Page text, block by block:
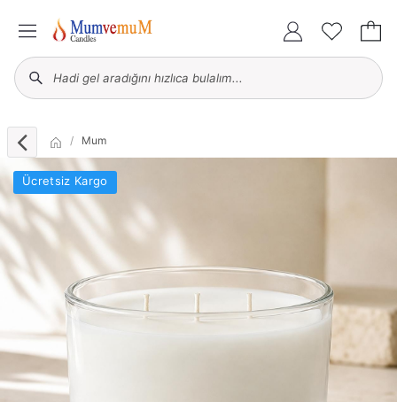
Mum
Ücretsiz Kargo